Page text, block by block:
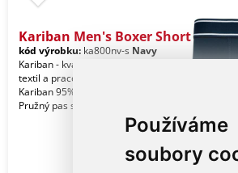
Používáme
soubory
Kariban Men's Boxer Short
kód výrobku: ka800nv-s Navy
Kariban - kvalitní značkový reklamní
textil a pracovní oblečení pro muže.
Kariban 95% bavlna/5% elastan.
Pružný pas s k